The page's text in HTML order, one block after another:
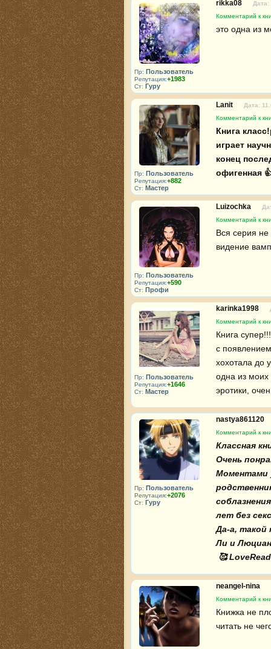
Пр: Пользователь
Репутация:+1983
Ст: Гуру
rikka08
Дата:
Комментарий к
это одна из
Пр: Пользователь
Репутация:+882
Ст: Мастер
Lanit
Дата:
Комментарий к
Книга
играет
конец
офигенная
Пр: Пользователь
Репутация:+590
Ст: Профи
Luizochka
Комментарий к
Вся серия не
видение
Пр: Пользователь
Репутация:+1646
Ст: Мастер
karinka1998
Комментарий к
Книга
с
хохотала до
одна из
эротики,
Пр: Пользователь
Репутация:+2076
Ст: Гуру
nastya861120
Комментарий к
Классная
Очень
Моментами
лет без
Да-а, такой
Ли и
🥰
neangel-nina
Комментарий к
Книжка не
читать не